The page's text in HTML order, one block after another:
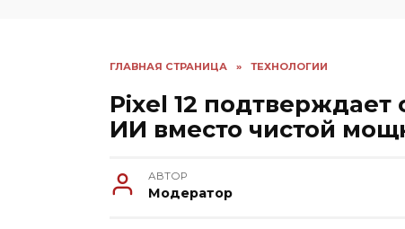
ГЛАВНАЯ СТРАНИЦА » ТЕХНОЛОГИИ
Pixel 12 подтверждает
ИИ вместо чистой
АВТОР
Модератор